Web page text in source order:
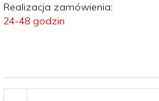
Realizacja zamówienia:
24-48 godzin